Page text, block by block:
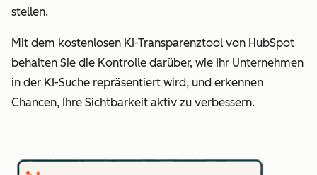
stellen.
Mit dem kostenlosen KI-Transparenztool von HubSpot
behalten Sie die Kontrolle darüber, wie Ihr Unternehmen
in der KI-Suche repräsentiert wird, und erkennen
Chancen, Ihre Sichtbarkeit aktiv zu verbessern.